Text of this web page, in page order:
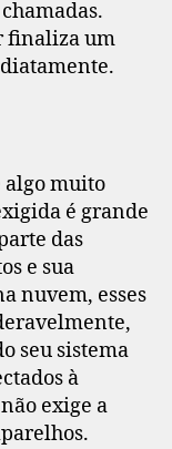
finaliza um
algo muito
é grande
das
e sua
nuvem, esses
seu sistema
à
exige a